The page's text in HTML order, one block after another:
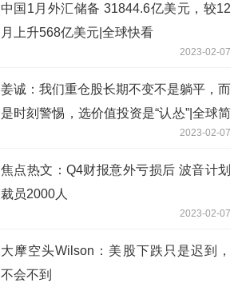
中国1月外汇储备 31844.6亿美元，较12
月上升568亿美元|全球快看
2023-02-07
姜诚：我们重仓股长期不变不是躺平，而
是时刻警惕，选价值投资是“认怂”|全球简
2023-02-07
焦点热文：Q4财报意外亏损后 波音计划
裁员2000人
2023-02-07
大摩空头Wilson：美股下跌只是迟到，
不会不到